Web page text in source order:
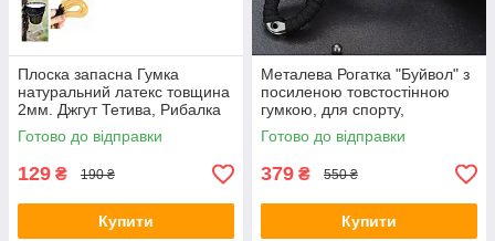
Плоска запасна Гумка
натуральний латекс товщина
2мм. Джгут Тетива, Рибалка
Готово до відправки
129 ₴ 190 ₴
Купити
Металева Рогатка "Буйвол" з
посиленою товстостінною
гумкою, для спорту,
полювання, риболовлі
Готово до відправки
379 ₴ 550 ₴
Купити